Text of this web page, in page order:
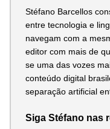
Stéfano Barcellos
entre tecnologia e
navegam com a
editor com mais de
se uma das vozes
conteúdo digital
separação artificial
Siga Stéfano nas